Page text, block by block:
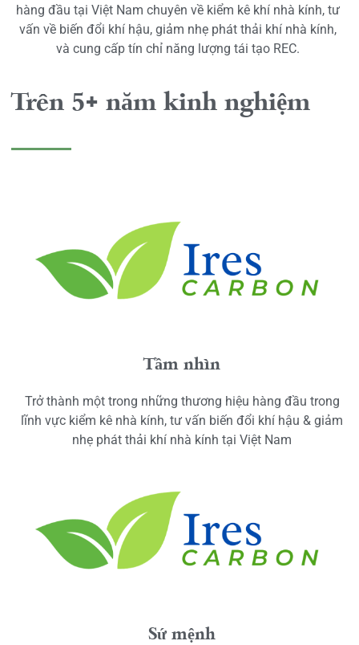
hàng đầu tại Việt Nam chuyên về kiểm kê khí nhà kính, tư
vấn về biến đổi khí hậu, giảm nhẹ phát thải khí nhà kính,
và cung cấp tín chỉ năng lượng tái tạo REC.
Trên 5+ năm kinh nghiệm
Tầm nhìn
Trở thành một trong những thương hiệu hàng đầu trong
lĩnh vực kiểm kê nhà kính, tư vấn biến đổi khí hậu & giảm
nhẹ phát thải khí nhà kính tại Việt Nam
Sứ mệnh